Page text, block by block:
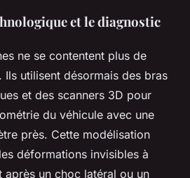
et le diagnostic
ne se contentent plus de
Ils utilisent désormais des bras
et des scanners 3D pour
du véhicule avec une
près. Cette modélisation
déformations invisibles à
après un choc latéral ou un